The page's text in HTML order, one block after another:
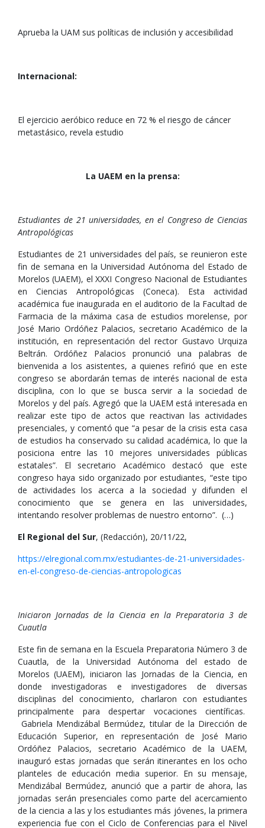
Aprueba la UAM sus políticas de inclusión y accesibilidad
Internacional:
El ejercicio aeróbico reduce en 72 % el riesgo de cáncer
metastásico, revela estudio
La UAEM en la prensa:
Estudiantes de 21 universidades, en el Congreso de Ciencias
Antropológicas
Estudiantes de 21 universidades del país, se reunieron este
fin de semana en la Universidad Autónoma del Estado de
Morelos (UAEM), el XXXI Congreso Nacional de Estudiantes
en Ciencias Antropológicas (Coneca). Esta actividad
académica fue inaugurada en el auditorio de la Facultad de
Farmacia de la máxima casa de estudios morelense, por
José Mario Ordóñez Palacios, secretario Académico de la
institución, en representación del rector Gustavo Urquiza
Beltrán. Ordóñez Palacios pronunció una palabras de
bienvenida a los asistentes, a quienes refirió que en este
congreso se abordarán temas de interés nacional de esta
disciplina, con lo que se busca servir a la sociedad de
Morelos y del país. Agregó que la UAEM está interesada en
realizar este tipo de actos que reactivan las actividades
presenciales, y comentó que “a pesar de la crisis esta casa
de estudios ha conservado su calidad académica, lo que la
posiciona entre las 10 mejores universidades públicas
estatales”. El secretario Académico destacó que este
congreso haya sido organizado por estudiantes, “este tipo
de actividades los acerca a la sociedad y difunden el
conocimiento que se genera en las universidades,
intentando resolver problemas de nuestro entorno”. (…)
El Regional del Sur, (Redacción), 20/11/22,
https://elregional.com.mx/estudiantes-de-21-universidades-
en-el-congreso-de-ciencias-antropologicas
Iniciaron Jornadas de la Ciencia en la Preparatoria 3 de
Cuautla
Este fin de semana en la Escuela Preparatoria Número 3 de
Cuautla, de la Universidad Autónoma del estado de
Morelos (UAEM), iniciaron las Jornadas de la Ciencia, en
donde investigadoras e investigadores de diversas
disciplinas del conocimiento, charlaron con estudiantes
principalmente para despertar vocaciones científicas.
Gabriela Mendizábal Bermúdez, titular de la Dirección de
Educación Superior, en representación de José Mario
Ordóñez Palacios, secretario Académico de la UAEM,
inauguró estas jornadas que serán itinerantes en los ocho
planteles de educación media superior. En su mensaje,
Mendizábal Bermúdez, anunció que a partir de ahora, las
jornadas serán presenciales como parte del acercamiento
de la ciencia a las y los estudiantes más jóvenes, la primera
experiencia fue con el Ciclo de Conferencias para el Nivel